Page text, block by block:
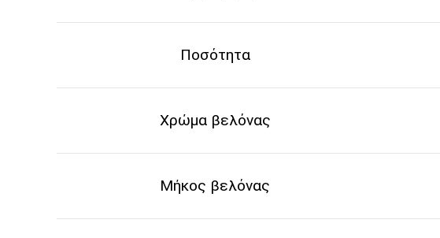
Ποσότητα
Χρώμα βελόνας
Μήκος βελόνας